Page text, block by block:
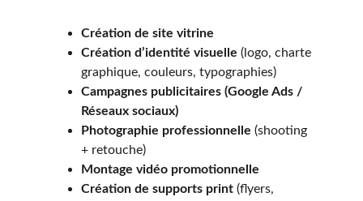
Création de site vitrine
Création d’identité visuelle (logo, charte
graphique, couleurs, typographies)
Campagnes publicitaires (Google Ads /
Réseaux sociaux)
Photographie professionnelle (shooting
+ retouche)
Montage vidéo promotionnelle
Création de supports print (flyers,